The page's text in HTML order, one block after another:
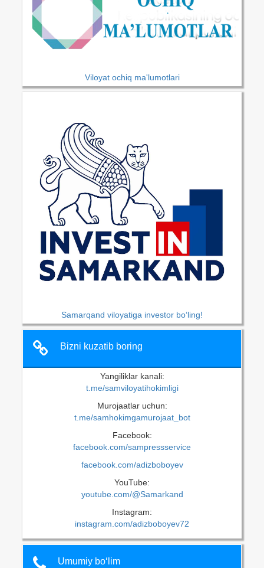
Viloyat ochiq ma'lumotlari
Samarqand viloyatiga investor bo‘ling!
Bizni kuzatib boring
Yangiliklar kanali:
t.me/samviloyatihokimligi
Murojaatlar uchun:
t.me/samhokimgamurojaat_bot
Facebook:
facebook.com/sampressservice
facebook.com/adizboboyev
YouTube:
youtube.com/@Samarkand
Instagram:
instagram.com/adizboboyev72
Umumiy bo‘lim